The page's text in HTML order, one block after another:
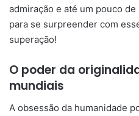
admiração e até um pouco
para se surpreender com
superação!
O poder da
mundiais
A obsessão da humanidade